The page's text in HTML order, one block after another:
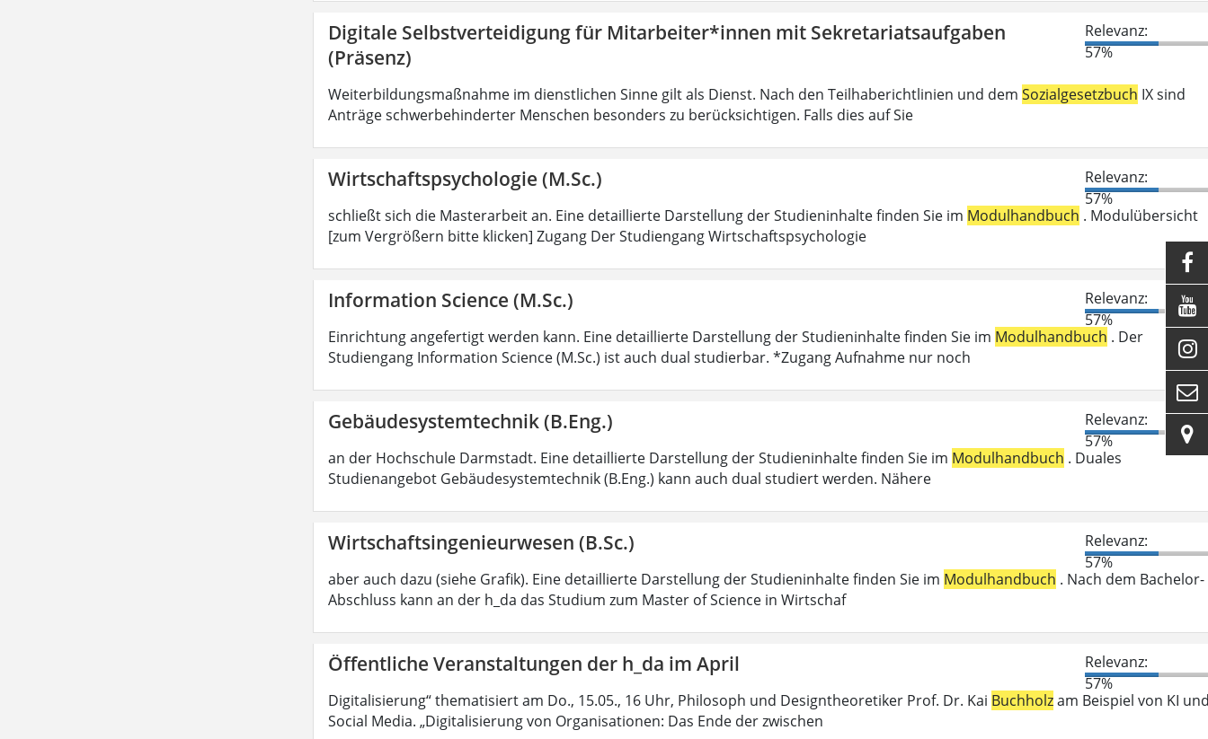
Digitale Selbstverteidigung für Mitarbeiter*innen mit Sekretariatsaufgaben
(Präsenz)
Relevanz:
57%
Weiterbildungsmaßnahme im dienstlichen Sinne gilt als Dienst. Nach den Teilhaberichtlinien und dem Sozialgesetzbuch IX sind
Anträge schwerbehinderter Menschen besonders zu berücksichtigen. Falls dies auf Sie
Wirtschaftspsychologie (M.Sc.)
Relevanz:
57%
schließt sich die Masterarbeit an. Eine detaillierte Darstellung der Studieninhalte finden Sie im Modulhandbuch . Modulübersicht
[zum Vergrößern bitte klicken] Zugang Der Studiengang Wirtschaftspsychologie
Information Science (M.Sc.)
Relevanz:
57%
Einrichtung angefertigt werden kann. Eine detaillierte Darstellung der Studieninhalte finden Sie im Modulhandbuch . Der
Studiengang Information Science (M.Sc.) ist auch dual studierbar. *Zugang Aufnahme nur noch
Gebäudesystemtechnik (B.Eng.)
Relevanz:
57%
an der Hochschule Darmstadt. Eine detaillierte Darstellung der Studieninhalte finden Sie im Modulhandbuch . Duales
Studienangebot Gebäudesystemtechnik (B.Eng.) kann auch dual studiert werden. Nähere
Wirtschaftsingenieurwesen (B.Sc.)
Relevanz:
57%
aber auch dazu (siehe Grafik). Eine detaillierte Darstellung der Studieninhalte finden Sie im Modulhandbuch . Nach dem Bachelor-
Abschluss kann an der h_da das Studium zum Master of Science in Wirtschaf
Öffentliche Veranstaltungen der h_da im April
Relevanz:
57%
Digitalisierung“ thematisiert am Do., 15.05., 16 Uhr, Philosoph und Designtheoretiker Prof. Dr. Kai Buchholzam Beispiel von KI
Social Media. „Digitalisierung von Organisationen: Das Ende der zwischen




